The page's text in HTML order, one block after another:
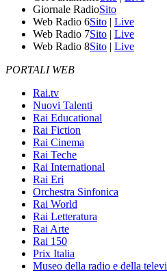
Giornale RadioSito
Web Radio 6Sito | Live
Web Radio 7Sito | Live
Web Radio 8Sito | Live
PORTALI WEB
Rai.tv
Nuovi Talenti
Rai Educational
Rai Fiction
Rai Cinema
Rai Teche
Rai International
Rai Eri
Orchestra Sinfonica
Rai World
Rai Letteratura
Rai Arte
Rai 150
Prix Italia
Museo della radio e della